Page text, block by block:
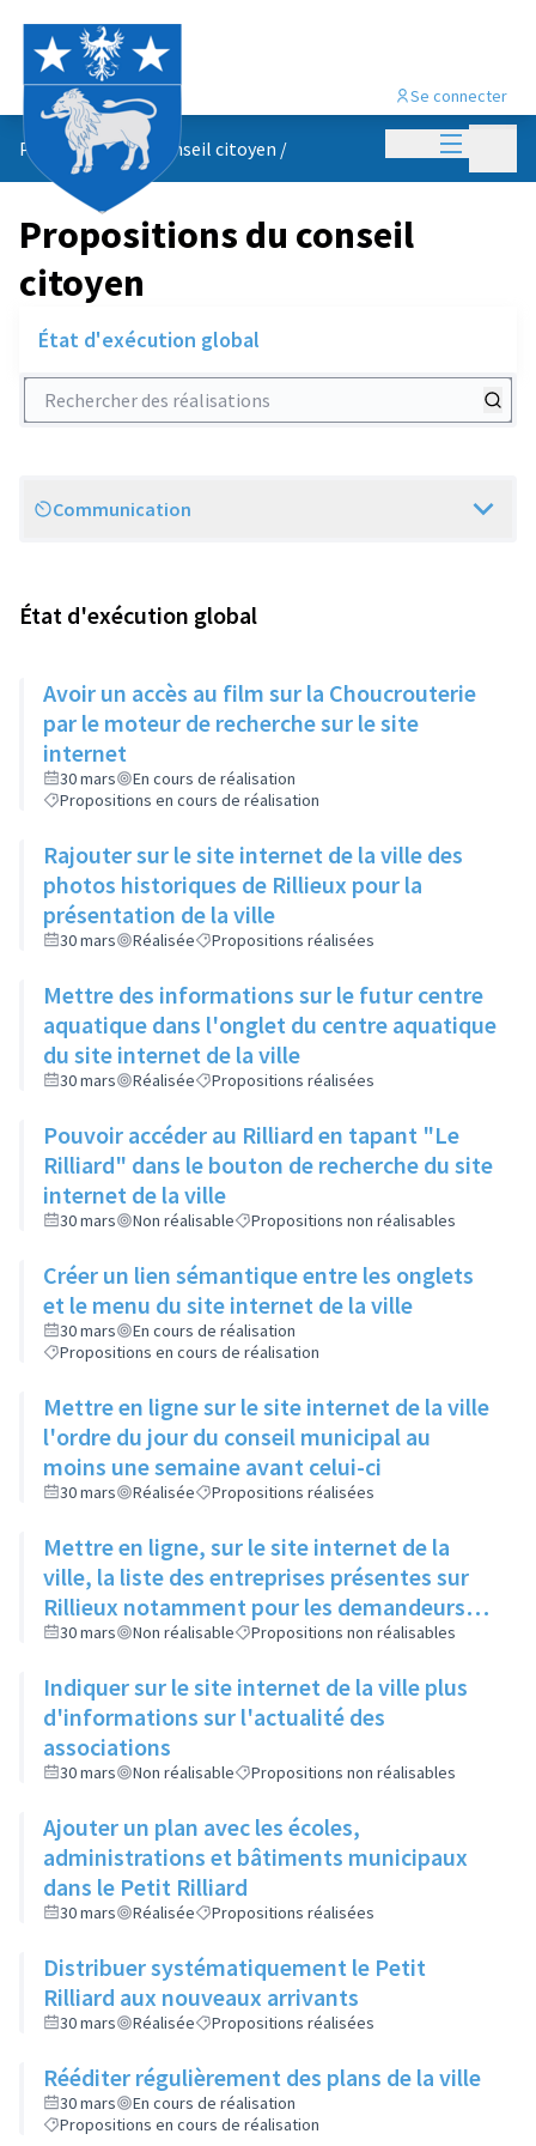
Menu
Se connecter
Propositions du conseil citoyen /
Propositions du conseil
citoyen
État d'exécution global
Rechercher des réalisations
Scope
Communication
État d'exécution global
Avoir un accès au film sur la Choucrouterie
par le moteur de recherche sur le site
internet
30 mars
En cours de réalisation
Propositions en cours de réalisation
Rajouter sur le site internet de la ville des
photos historiques de Rillieux pour la
présentation de la ville
30 mars Réalisée Propositions réalisées
Mettre des informations sur le futur centre
aquatique dans l'onglet du centre aquatique
du site internet de la ville
30 mars Réalisée Propositions réalisées
Pouvoir accéder au Rilliard en tapant "Le
Rilliard" dans le bouton de recherche du site
internet de la ville
30 mars Non réalisable Propositions non réalisables
Créer un lien sémantique entre les onglets
et le menu du site internet de la ville
30 mars
En cours de réalisation
Propositions en cours de réalisation
Mettre en ligne sur le site internet de la ville
l'ordre du jour du conseil municipal au
moins une semaine avant celui-ci
30 mars Réalisée Propositions réalisées
Mettre en ligne, sur le site internet de la
ville, la liste des entreprises présentes sur
Rillieux notamment pour les demandeurs
d'emploi
30 mars Non réalisable Propositions non réalisables
Indiquer sur le site internet de la ville plus
d'informations sur l'actualité des
associations
30 mars Non réalisable Propositions non réalisables
Ajouter un plan avec les écoles,
administrations et bâtiments municipaux
dans le Petit Rilliard
30 mars Réalisée Propositions réalisées
Distribuer systématiquement le Petit
Rilliard aux nouveaux arrivants
30 mars Réalisée Propositions réalisées
Rééditer régulièrement des plans de la ville
30 mars
En cours de réalisation
Propositions en cours de réalisation